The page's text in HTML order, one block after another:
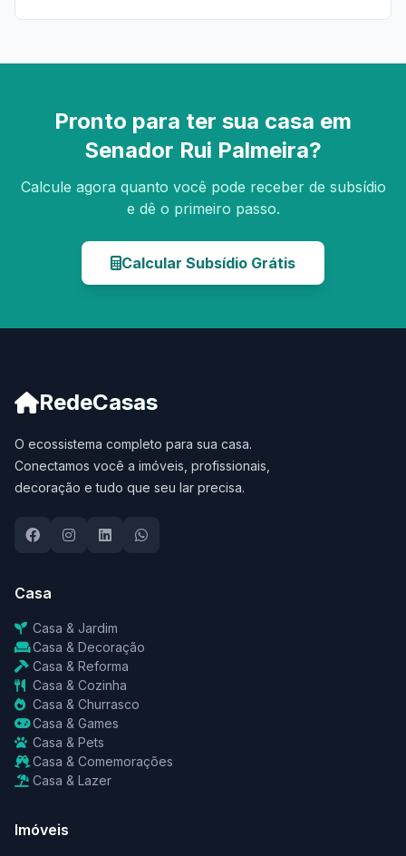
Pronto para ter sua casa em
Senador Rui Palmeira?
Calcule agora quanto você pode receber de subsídio
e dê o primeiro passo.
Calcular Subsídio Grátis
RedeCasas
O ecossistema completo para sua casa.
Conectamos você a imóveis, profissionais,
decoração e tudo que seu lar precisa.
Casa
Casa & Jardim
Casa & Decoração
Casa & Reforma
Casa & Cozinha
Casa & Churrasco
Casa & Games
Casa & Pets
Casa & Comemorações
Casa & Lazer
Imóveis